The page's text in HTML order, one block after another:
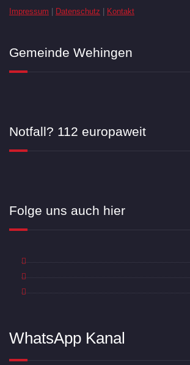
Impressum Datenschutz Kontakt
Gemeinde Wehingen
Notfall? 112 europaweit
Folge uns auch hier
WhatsApp Kanal